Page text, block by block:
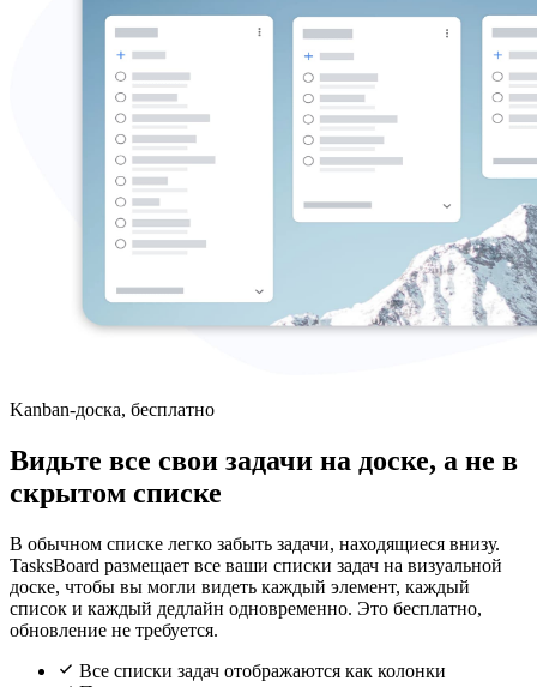
Kanban-доска, бесплатно
Видьте все свои задачи на доске, а не в
скрытом списке
В обычном списке легко забыть задачи, находящиеся внизу.
TasksBoard размещает все ваши списки задач на визуальной
доске, чтобы вы могли видеть каждый элемент, каждый
список и каждый дедлайн одновременно. Это бесплатно,
обновление не требуется.
Все списки задач отображаются как колонки